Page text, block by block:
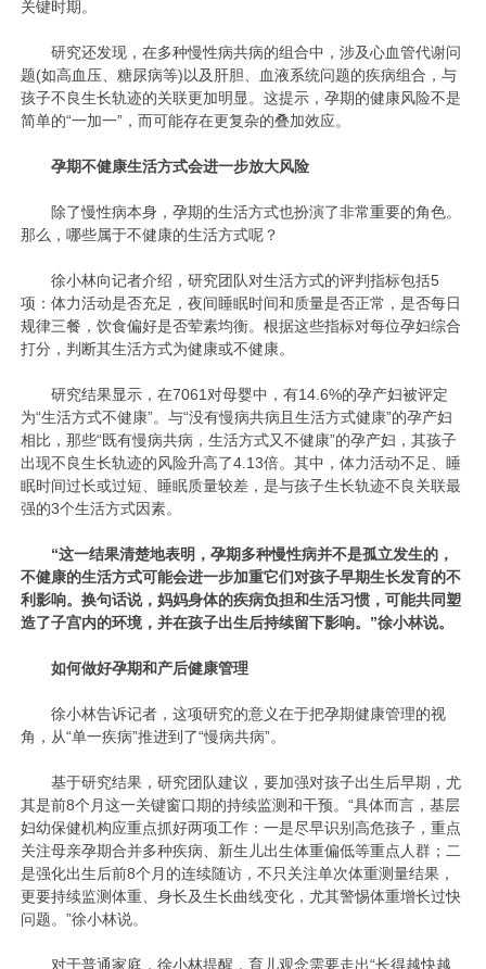
关键时期。
研究还发现，在多种慢性病共病的组合中，涉及心血管代谢问
题(如高血压、糖尿病等)以及肝胆、血液系统问题的疾病组合，与
孩子不良生长轨迹的关联更加明显。这提示，孕期的健康风险不是
简单的“一加一”，而可能存在更复杂的叠加效应。
孕期不健康生活方式会进一步放大风险
除了慢性病本身，孕期的生活方式也扮演了非常重要的角色。
那么，哪些属于不健康的生活方式呢？
徐小林向记者介绍，研究团队对生活方式的评判指标包括5
项：体力活动是否充足，夜间睡眠时间和质量是否正常，是否每日
规律三餐，饮食偏好是否荤素均衡。根据这些指标对每位孕妇综合
打分，判断其生活方式为健康或不健康。
研究结果显示，在7061对母婴中，有14.6%的孕产妇被评定
为“生活方式不健康”。与“没有慢病共病且生活方式健康”的孕产妇
相比，那些“既有慢病共病，生活方式又不健康”的孕产妇，其孩子
出现不良生长轨迹的风险升高了4.13倍。其中，体力活动不足、睡
眠时间过长或过短、睡眠质量较差，是与孩子生长轨迹不良关联最
强的3个生活方式因素。
“这一结果清楚地表明，孕期多种慢性病并不是孤立发生的，
不健康的生活方式可能会进一步加重它们对孩子早期生长发育的不
利影响。换句话说，妈妈身体的疾病负担和生活习惯，可能共同塑
造了子宫内的环境，并在孩子出生后持续留下影响。”徐小林说。
如何做好孕期和产后健康管理
徐小林告诉记者，这项研究的意义在于把孕期健康管理的视
角，从“单一疾病”推进到了“慢病共病”。
基于研究结果，研究团队建议，要加强对孩子出生后早期，尤
其是前8个月这一关键窗口期的持续监测和干预。“具体而言，基层
妇幼保健机构应重点抓好两项工作：一是尽早识别高危孩子，重点
关注母亲孕期合并多种疾病、新生儿出生体重偏低等重点人群；二
是强化出生后前8个月的连续随访，不只关注单次体重测量结果，
更要持续监测体重、身长及生长曲线变化，尤其警惕体重增长过快
问题。”徐小林说。
对于普通家庭，徐小林提醒，育儿观念需要走出“长得越快越